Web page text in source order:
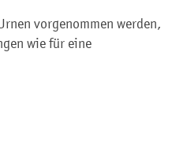
vorgenommen werden,
wie für eine